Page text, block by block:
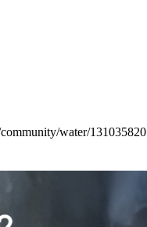
water/131035820